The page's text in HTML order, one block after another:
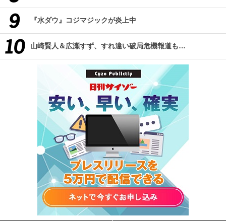
『水ダウ』コジマジックが炎上中
山崎賢人＆広瀬すず、すれ違い破局危機報道も…